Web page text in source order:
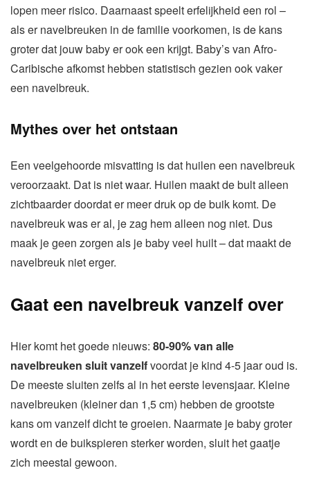
lopen meer risico. Daarnaast speelt erfelijkheid een rol –
als er navelbreuken in de familie voorkomen, is de kans
groter dat jouw baby er ook een krijgt. Baby’s van Afro-
Caribische afkomst hebben statistisch gezien ook vaker
een navelbreuk.
Mythes over het ontstaan
Een veelgehoorde misvatting is dat huilen een navelbreuk
veroorzaakt. Dat is niet waar. Huilen maakt de bult alleen
zichtbaarder doordat er meer druk op de buik komt. De
navelbreuk was er al, je zag hem alleen nog niet. Dus
maak je geen zorgen als je baby veel huilt – dat maakt de
navelbreuk niet erger.
Gaat een navelbreuk vanzelf over
Hier komt het goede nieuws: 80-90% van alle
navelbreuken sluit vanzelfvoordat je kind 4-5 jaar oud is.
De meeste sluiten zelfs al in het eerste levensjaar. Kleine
navelbreuken (kleiner dan 1,5 cm) hebben de grootste
kans om vanzelf dicht te groeien. Naarmate je baby groter
wordt en de buikspieren sterker worden, sluit het gaatje
zich meestal gewoon.